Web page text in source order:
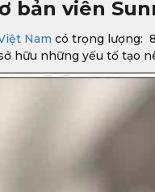
bản viên
Nam có trọng lượng:
hữu những yếu tố tạo